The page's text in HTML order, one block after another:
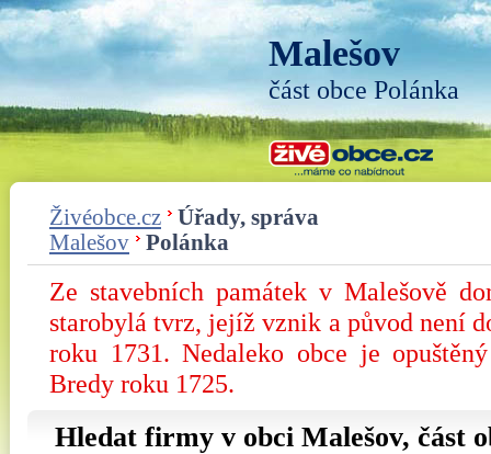
Malešov
část obce Polánka
Živéobce.cz
Úřady, správa
Malešov
Polánka
Ze stavebních památek v Malešově
starobylá tvrz, jejíž vznik a původ není
roku 1731. Nedaleko obce je
Bredy roku 1725.
Hledat firmy v obci Malešov, část